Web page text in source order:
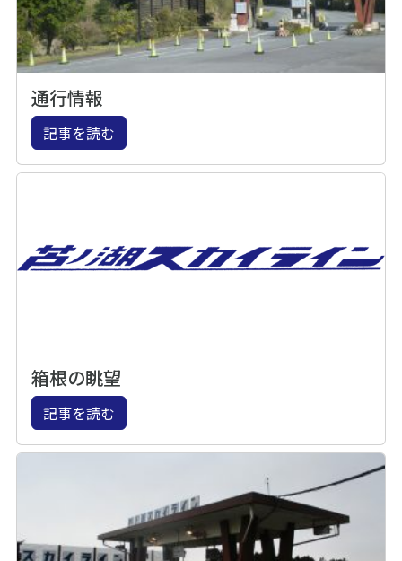
通行情報
記事を読む
箱根の眺望
記事を読む